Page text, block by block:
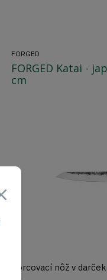
FORGED
FORGED Katai -
cm
Porcovací nôž v